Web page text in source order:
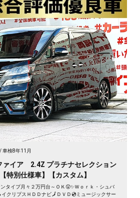
車検8年11月
イア 2.4Z プラチナセレクション
特別仕様車】【カスタム】
タイプ月々２万円台～ＯＫ😲✨Ｗｏｒｋ・シュバ
クリプスＨＤＤナビ🗾ＤＶＤ💿ミュージックサー